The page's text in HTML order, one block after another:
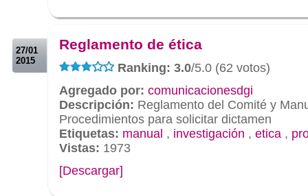
27/01
2015
Reglamento de ética
Ranking: 3.0/5.0 (62 votos)
Agregado por: comunicacionesdgi
Descripción: Reglamento del Comité y
Procedimientos para solicitar dictamen
Etiquetas: manual , investigación , etica ,
Vistas: 1973
[Descargar]